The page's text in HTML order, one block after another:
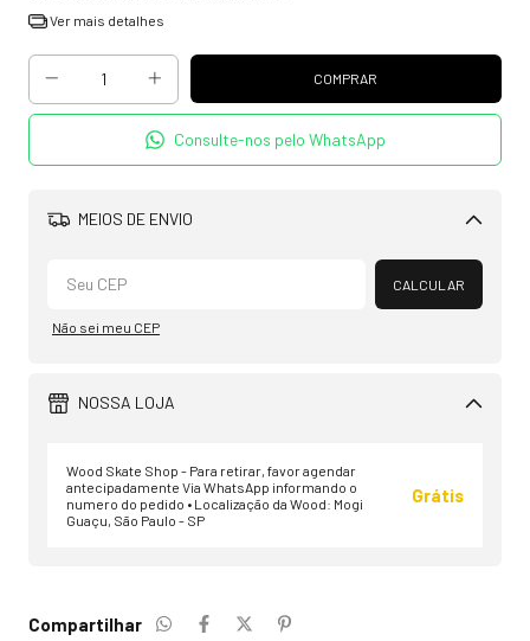
Ver mais detalhes
Consulte-nos pelo WhatsApp
MEIOS DE ENVIO
Alterar CEP
CALCULAR
Não sei meu CEP
NOSSA LOJA
Wood Skate Shop - Para retirar, favor agendar
antecipadamente Via WhatsApp informando o
numero do pedido • Localização da Wood: Mogi
Guaçu, São Paulo - SP
Grátis
Compartilhar